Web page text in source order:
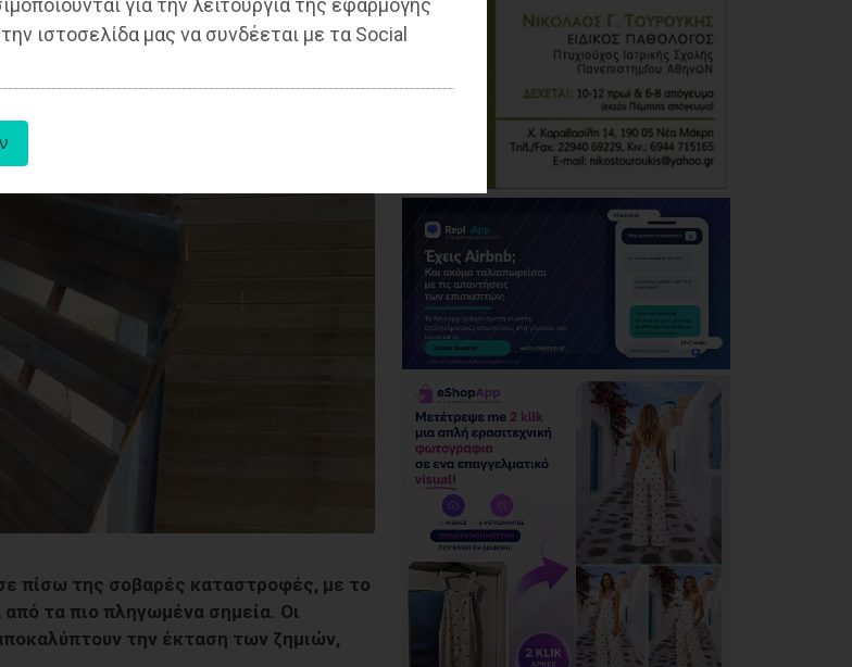
για την λειτουργία της εφαρμογής
ιστοσελίδα μας να συνδέεται με τα Social
πίσω της σοβαρές καταστροφές, με το
από τα πιο πληγωμένα σημεία. Οι
την έκταση των ζημιών,
Δήμος Μαραθώνα: Το
νέο πρόγραμμα «ΔΕΝ
06/08/2026
Με μεγαλοπρέπεια η
εικόνας της
Μεταμόρφωσης του
Σωτήρος στη Ζωφριά
(photos+videos)
Το LIVE του
Καλοκαιριού: Ο Πάνος
Μουζουράκης στο
Marathon Village - Την
Πέμπτη 27 Αυγούστου
06/08/2026
Δήμος Αθηναίων:
Απομάκρυνση 240
τραπεζοκαθισμάτων
σε 13 επιχειρησιακές
δράσεις της
Δημοτικής
Αστυνομίας (photos)
06/08/2026
Ολοταχώς για την
έκτη θητεία του ο
Δημήτρης Λουκάς